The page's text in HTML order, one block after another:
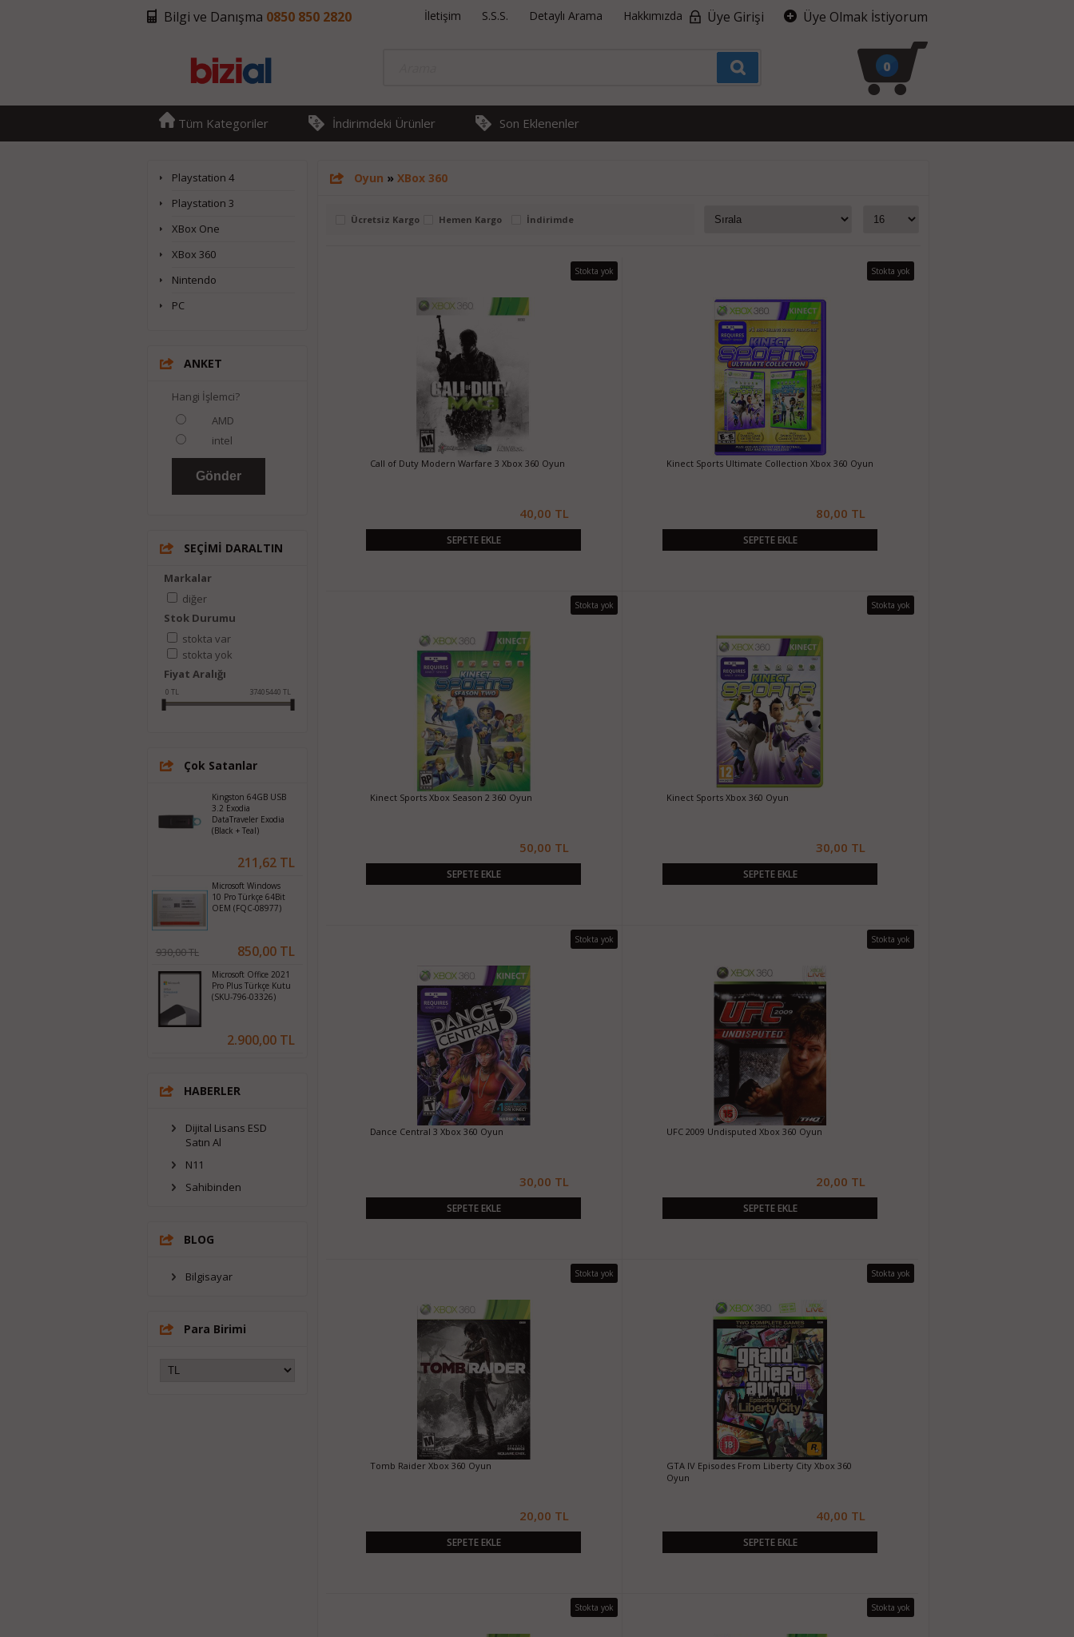
Bilgi ve Danışma 0850 850 2820 İletişim S.S.S. Detaylı Arama Hakkımızda Üye Girişi Üye Olmak İstiyorum
0
Tüm Kategoriler İndirimdeki Ürünler Son Eklenenler
Playstation 4
Playstation 3
XBox One
XBox 360
Nintendo
PC
ANKET
Hangi İşlemci?
AMD
intel
SEÇİMİ DARALTIN
Markalar
diğer
Stok Durumu
stokta var
stokta yok
Fiyat Aralığı
0 TL 37405440 TL
Çok Satanlar
Kingston 64GB USB
3.2 Exodia
DataTraveler Exodia
(Black + Teal)
211,62 TL
Microsoft Windows
10 Pro Türkçe 64Bit
OEM (FQC-08977)
930,00 TL 850,00 TL
Microsoft Office 2021
Pro Plus Türkçe Kutu
(SKU-796-03326)
2.900,00 TL
HABERLER
Dijital Lisans ESD
Satın Al
N11
Sahibinden
BLOG
Bilgisayar
Para Birimi
Oyun » XBox 360
Ücretsiz Kargo Hemen Kargo İndirimde
Stokta yok
Call of Duty Modern Warfare 3 Xbox 360 Oyun
40,00 TL
SEPETE EKLE
Stokta yok
Kinect Sports Ultimate Collection Xbox 360 Oyun
80,00 TL
SEPETE EKLE
Stokta yok
Kinect Sports Xbox Season 2 360 Oyun
50,00 TL
SEPETE EKLE
Stokta yok
Kinect Sports Xbox 360 Oyun
30,00 TL
SEPETE EKLE
Stokta yok
Dance Central 3 Xbox 360 Oyun
30,00 TL
SEPETE EKLE
Stokta yok
UFC 2009 Undisputed Xbox 360 Oyun
20,00 TL
SEPETE EKLE
Stokta yok
Tomb Raider Xbox 360 Oyun
20,00 TL
SEPETE EKLE
Stokta yok
GTA IV Episodes From Liberty City Xbox 360
Oyun
40,00 TL
SEPETE EKLE
Stokta yok Stokta yok